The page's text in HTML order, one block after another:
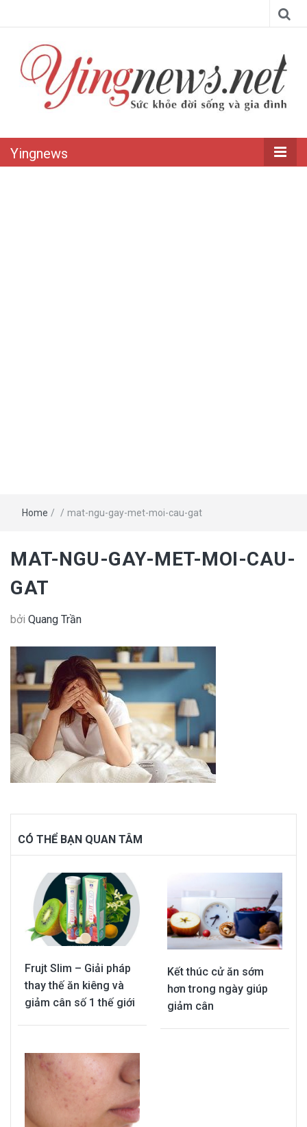
Yingnews
Home / / mat-ngu-gay-met-moi-cau-gat
MAT-NGU-GAY-MET-MOI-CAU-
GAT
bởi Quang Trần
CÓ THỂ BẠN QUAN TÂM
Frujt Slim – Giải pháp
thay thế ăn kiêng và
giảm cân số 1 thế giới
Kết thúc cử ăn sớm
hơn trong ngày giúp
giảm cân